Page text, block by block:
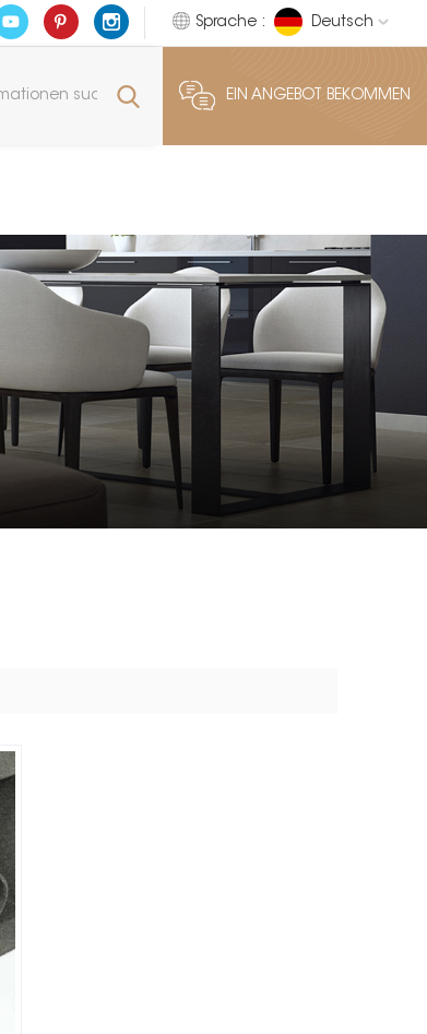
Sprache : Deutsch
EIN ANGEBOT BEKOMMEN